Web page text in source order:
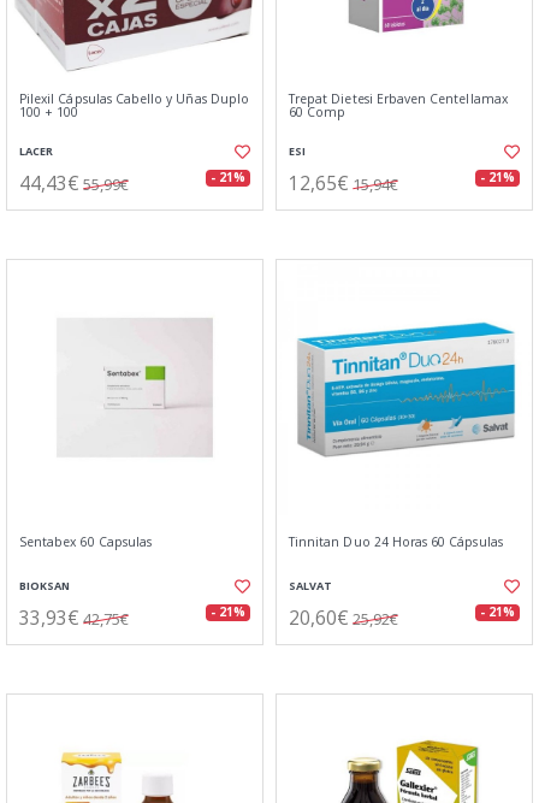
Pilexil Cápsulas Cabello y Uñas Duplo
100 + 100
LACER
44,43€ 55,99€ - 21%
Trepat Dietesi Erbaven Centellamax
60 Comp
ESI
12,65€ 15,94€ - 21%
Sentabex 60 Capsulas
BIOKSAN
33,93€ 42,75€ - 21%
Tinnitan Duo 24 Horas 60 Cápsulas
SALVAT
20,60€ 25,92€ - 21%